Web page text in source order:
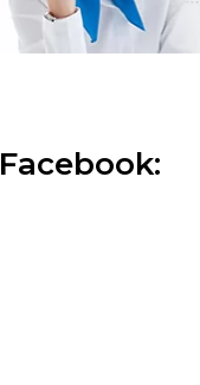
Facebook: